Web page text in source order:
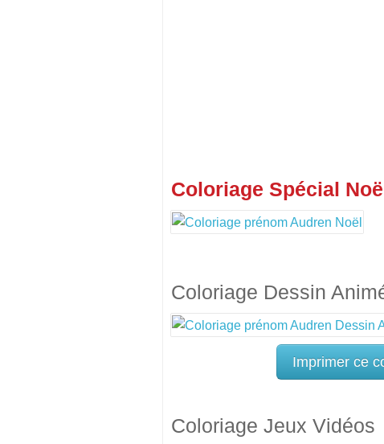
Coloriage Spécial Noël
Coloriage Dessin
Imprimer ce
Coloriage Jeux Vidéos